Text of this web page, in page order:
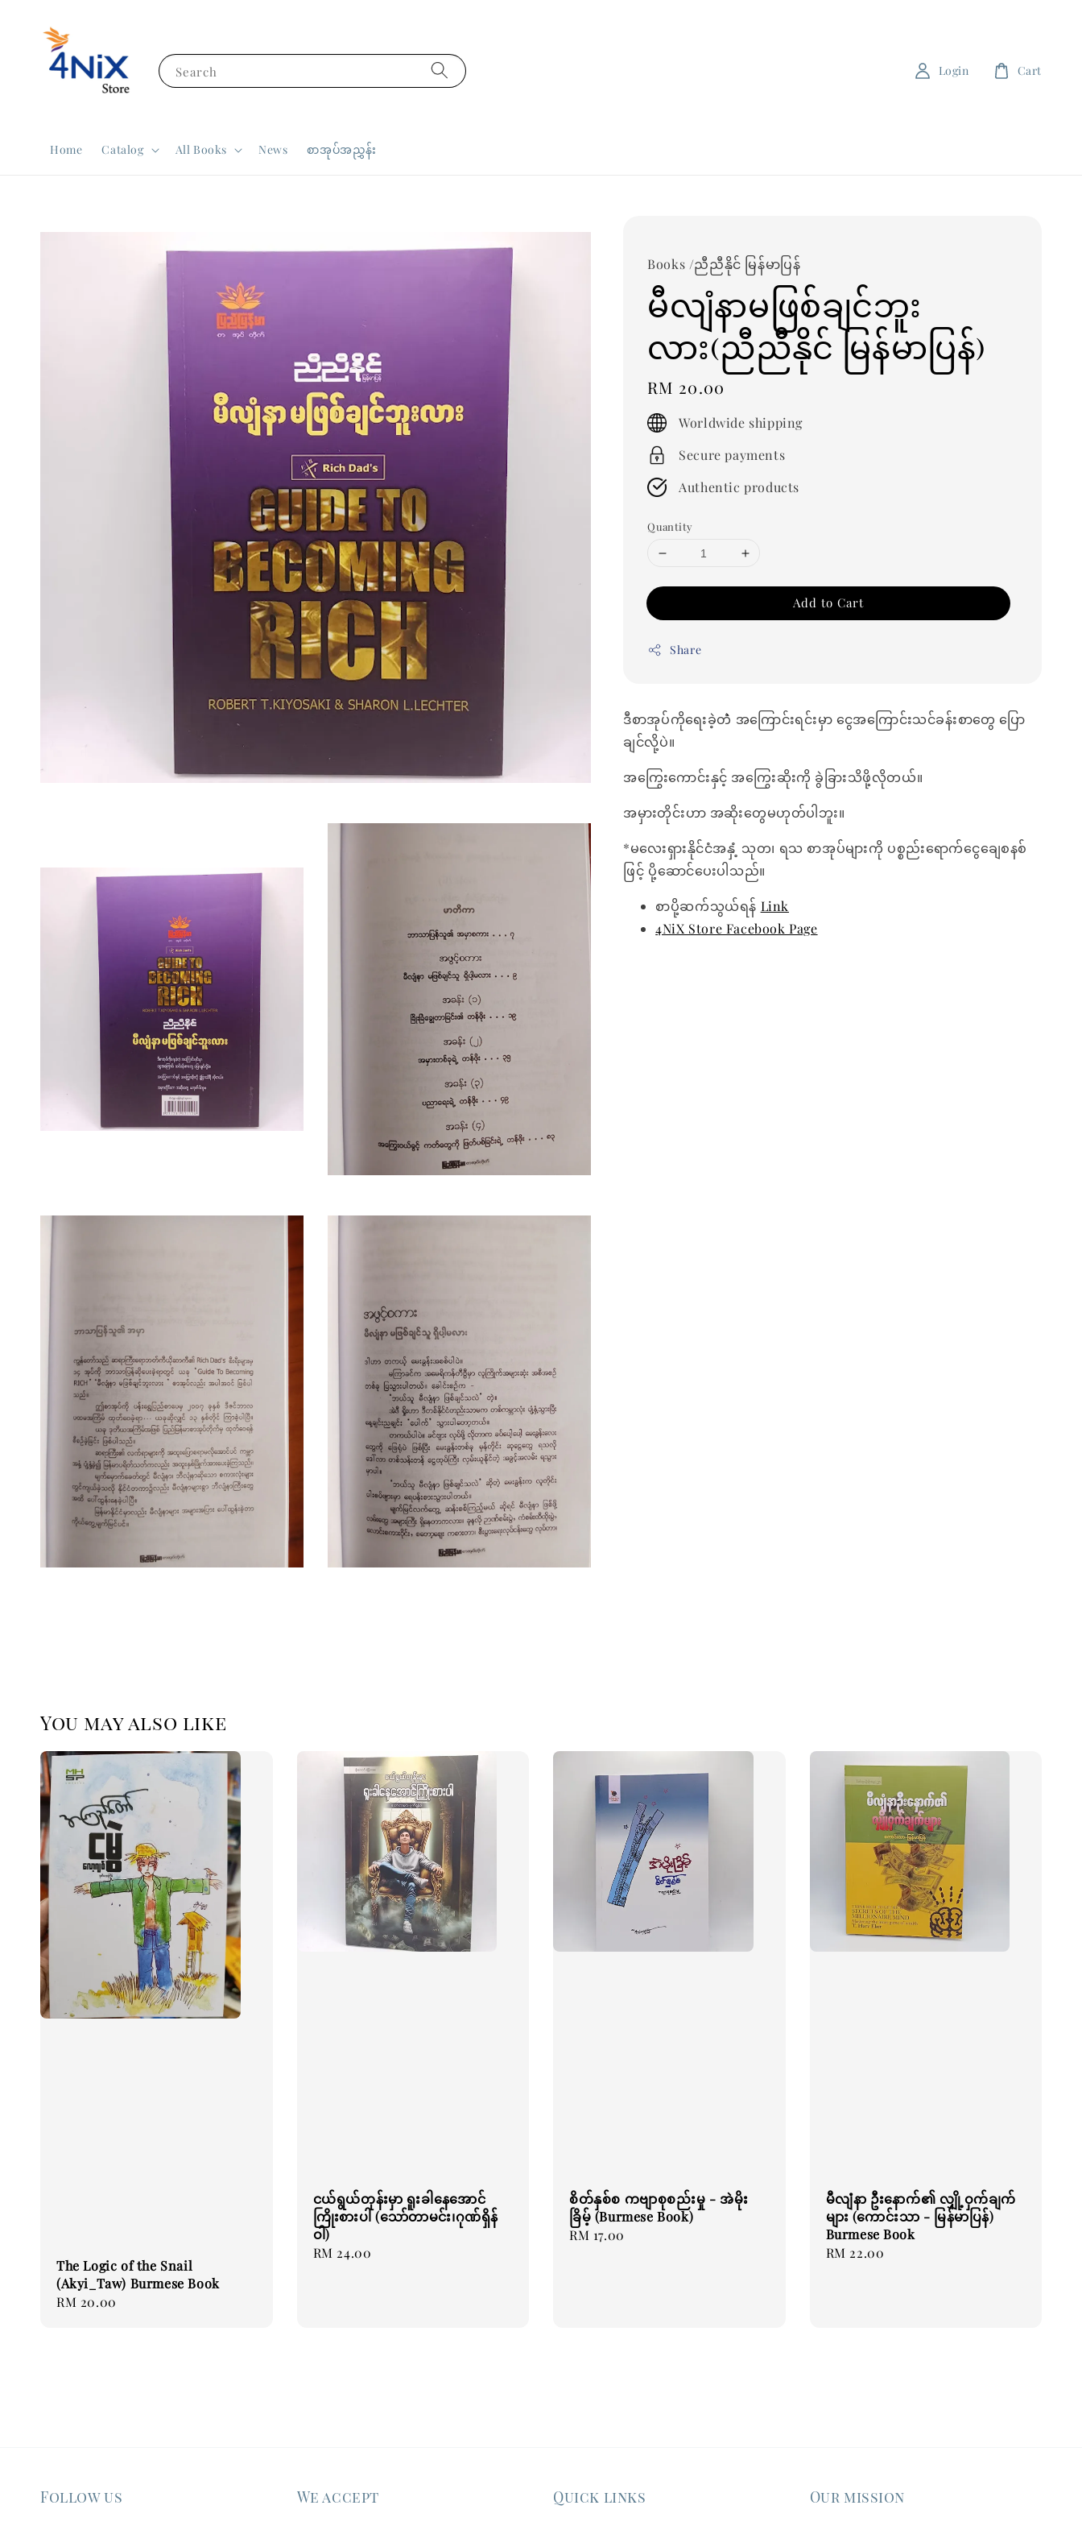
Search
Home Catalog All Books News စာအုပ်အညွှန်း
Login Cart
Books /ညီညီနိုင် မြန်မာပြန်
မီလျံနာမဖြစ်ချင်ဘူး
လား(ညီညီနိုင် မြန်မာပြန်)
Regular
price
RM 20.00
Worldwide shipping
Secure payments
Authentic products
Quantity
Add to Cart
Share
ဒီစာအုပ်ကိုရေးခဲ့တဲံ အကြောင်းရင်းမှာ ငွေအကြောင်းသင်ခန်းစာတွေ ပြော
ချင်လို့ပဲ။
အကြွေးကောင်းနှင့် အကြွေးဆိုးကို ခွဲခြားသိဖို့လိုတယ်။
အမှားတိုင်းဟာ အဆိုးတွေမဟုတ်ပါဘူး။
*မလေးရှားနိုင်ငံအနှံ့ သုတ၊ ရသ စာအုပ်များကို ပစ္စည်းရောက်ငွေချေစနစ်
ဖြင့် ပို့ဆောင်ပေးပါသည်။
စာပို့ဆက်သွယ်ရန် Link
4NiX Store Facebook Page
You may also like
The Logic of the Snail
(Akyi_Taw) Burmese Book
Regular
RM 20.00
ငယ်ရွယ်တုန်းမှာ ရူးခါနေအောင်
ကြိုးစားပါ (သော်တာမင်း၊ဂုဏ်ရှိန်
ဝါ)
Regular
RM 24.00
စိတ်နှစ်စ ကဗျာစုစည်းမှု - အဲမိုး
ခြိမ့် (Burmese Book)
Regular
RM 17.00
မီလျံနာ ဦးနောက်၏ လျှို့ဝှက်ချက်
များ (ကောင်းသာ - မြန်မာပြန်)
Burmese Book
Regular
RM 22.00
Follow us We accept Quick links Our mission